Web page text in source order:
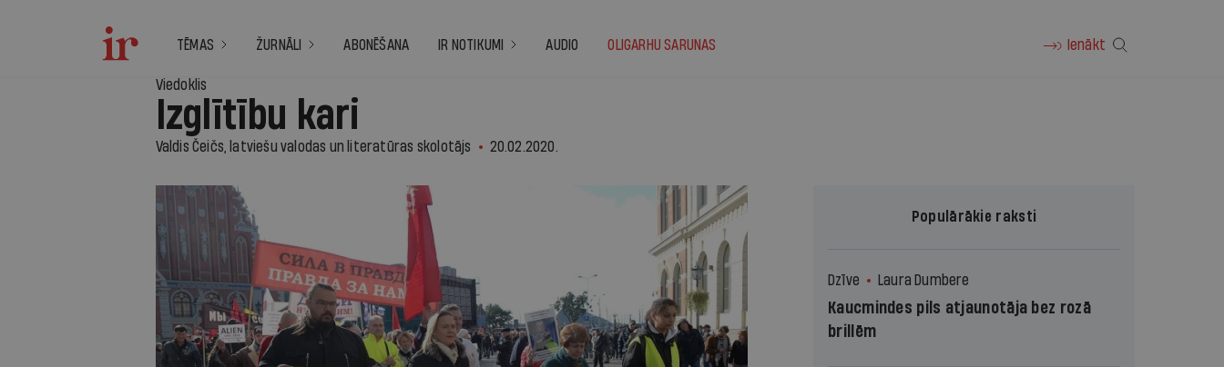
TĒMAS ŽURNĀLI ABONĒŠANA IR NOTIKUMI AUDIO OLIGARHU SARUNAS Ienākt
Viedoklis
Izglītību kari
Valdis Čeičs, latviešu valodas un literatūras skolotājs 20.02.2020.
Populārākie raksti
Dzīve Laura Dumbere
Kaucmindes pils atjaunotāja bez rozā
brillēm